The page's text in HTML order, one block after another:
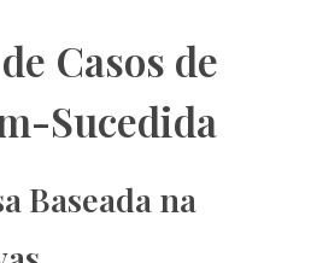
Casos de
Sucedida
Baseada na